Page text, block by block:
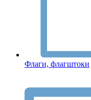
Флаги, флагштоки